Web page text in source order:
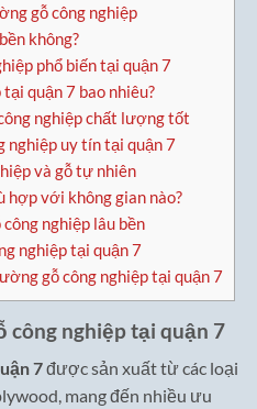
gỗ công nghiệp
không?
phổ biến tại quận 7
quận 7 bao nhiêu?
nghiệp chất lượng tốt
nghiệp uy tín tại quận 7
và gỗ tự nhiên
hợp với không gian nào?
nghiệp lâu bền
nghiệp tại quận 7
gỗ công nghiệp tại quận 7
nghiệp tại quận 7
7được sản xuất từ các loại
mang đến nhiều ưu